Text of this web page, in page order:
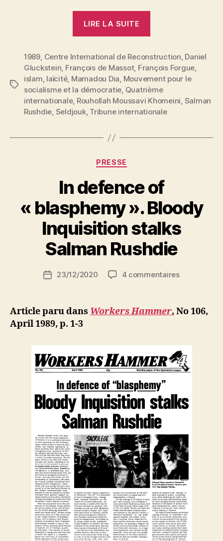
LIRE LA SUITE
Étiquettes
1989, Centre International de Reconstruction, Daniel
Gluckstein, François de Massot, François Forgue,
islam, laïcité, Mamadou Dia, Mouvement pour le
socialisme et la démocratie, Quatrième
internationale, Rouhollah Moussavi Khomeini, Salman
Rushdie, Seldjouk, Tribune internationale
Catégories
PRESSE
In defence of
« blasphemy ». Bloody
Inquisition stalks
Salman Rushdie
Auteur
de
a
S
N
ji
b
Date23/12/2020 4 commentairessur
of
«
stalks
Salman
Rushdie
Article paru dans Workers Hammer, No 106,
April 1989, p. 1-3